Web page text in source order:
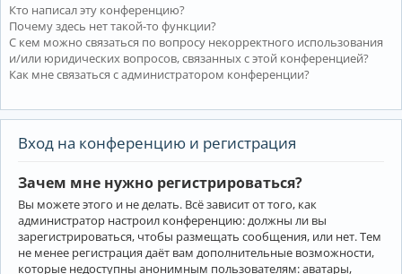
Кто написал эту конференцию?
Почему здесь нет такой-то функции?
С кем можно связаться по вопросу некорректного использования
и/или юридических вопросов, связанных с этой конференцией?
Как мне связаться с администратором конференции?
Вход на конференцию и регистрация
Зачем мне нужно регистрироваться?
Вы можете этого и не делать. Всё зависит от того, как
администратор настроил конференцию: должны ли вы
зарегистрироваться, чтобы размещать сообщения, или нет. Тем
не менее регистрация даёт вам дополнительные возможности,
которые недоступны анонимным пользователям: аватары,